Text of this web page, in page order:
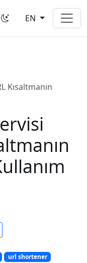
EN
Kısaltmanın
url shortener